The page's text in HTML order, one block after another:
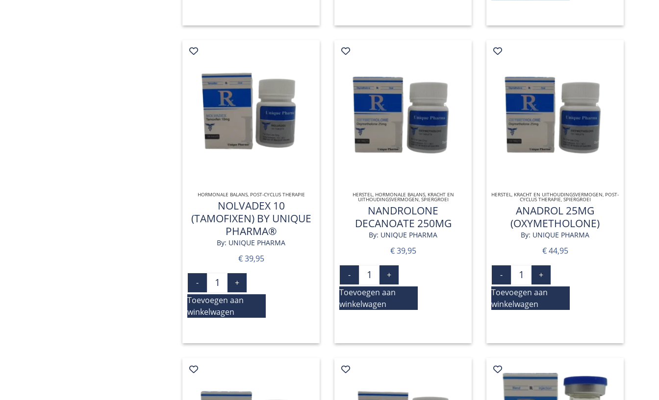
QUICK VIEW
HORMONALE BALANS, POST-CYCLUS THERAPIE
NOLVADEX 10
(TAMOFIXEN) BY UNIQUE
PHARMA®
By: UNIQUE PHARMA
€39,95
-
+
Toevoegen aan
winkelwagen
QUICK VIEW
HERSTEL HORMONALE BALANS, KRACHT EN
UITHOUDINGSVERMOGEN SPIERGROEI
NANDROLONE
DECANOATE 250MG
By: UNIQUE PHARMA
€39,95
-
+
Toevoegen aan
winkelwagen
QUICK VIEW
HERSTEL KRACHT EN UITHOUDINGSVERMOGEN POST-
CYCLUS THERAPIE SPIERGROEI
ANADROL 25MG
(OXYMETHOLONE)
By: UNIQUE PHARMA
€44,95
-
+
Toevoegen aan
winkelwagen